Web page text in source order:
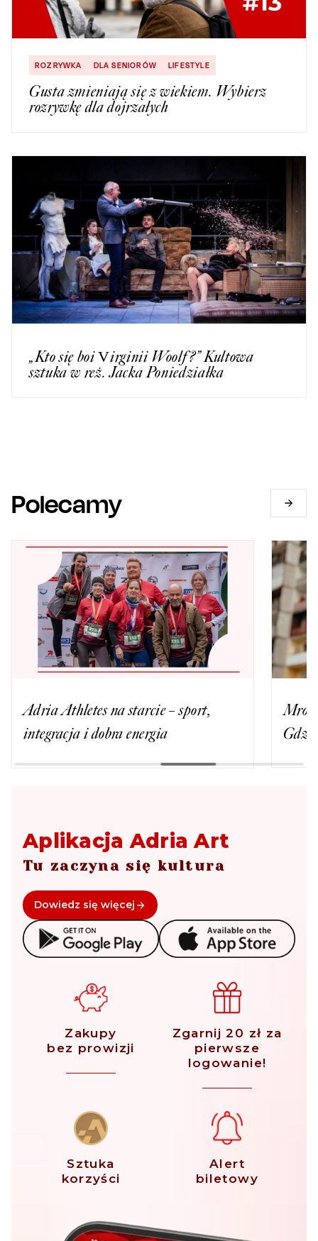
ROZRYWKA DLA SENIORÓW LIFESTYLE
Gusta zmieniają się z wiekiem. Wybierz
rozrywkę dla dojrzałych
„Kto się boi Virginii Woolf?” Kultowa
sztuka w reż. Jacka Poniedziałka
Polecamy
Mrozu w wywiadzie z Adria Art.
Gdzie zagra w 2021 roku?
to
Aplikacja Adria Art
Tu zaczyna się kultura
Dowiedz się więcej
Zakupy
bez prowizji
Zgarnij 20 zł za
pierwsze
logowanie!
Sztuka
korzyści
Alert
biletowy